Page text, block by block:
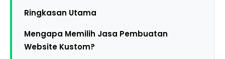
Ringkasan Utama
Mengapa Memilih Jasa Pembuatan
Website Kustom?